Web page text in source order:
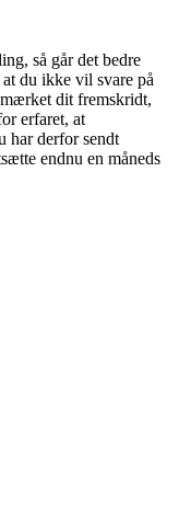
så går det bedre
du ikke vil svare på
dit fremskridt,
erfaret, at
har derfor sendt
endnu en måneds